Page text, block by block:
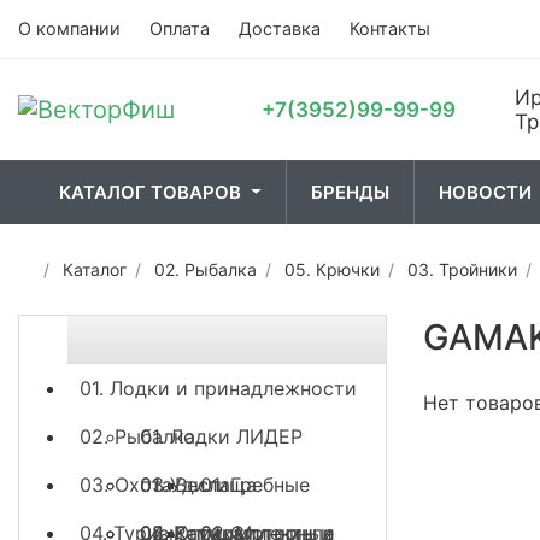
О компании Оплата Доставка Контакты
+7(3952)99-99-99
КАТАЛОГ ТОВАРОВ БРЕНДЫ НОВОСТИ
01. Лодки и
02. Рыбалка 03.
Каталог 02. Рыбалка 05. Крючки 03. Тройники
01. Лодки и принадлежности
01. Лодки ЛИДЕР
01. Гребные
02. Моторные
03. Весла
04. Ремкомплекты и
02. Рыбалка
01. Удилища
01. Спиннинги
02. Катушки
03. Охота
05. Оптика
04. Туризм
Нет